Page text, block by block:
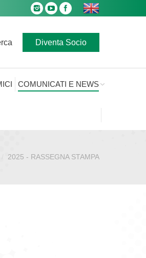
Diventa Socio
COMUNICATI E NEWS
2025 - RASSEGNA STAMPA